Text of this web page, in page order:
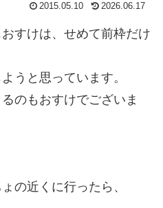
2015.05.10 2026.06.17
すけは、せめて前枠だけ
うと思っています。
のもおすけでございま
の近くに行ったら、